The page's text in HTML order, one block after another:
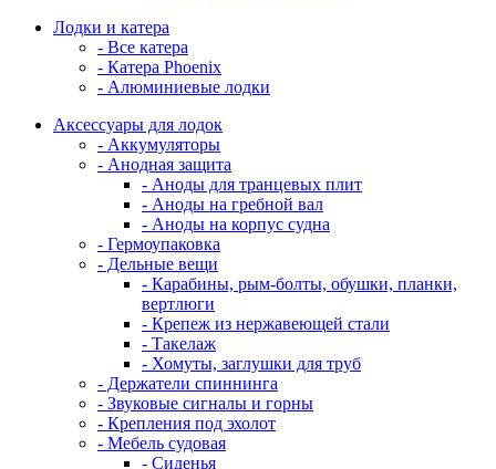
Лодки и катера
- Все катера
- Катера Phoenix
- Алюминиевые лодки
Аксессуары для лодок
- Аккумуляторы
- Анодная защита
- Аноды для транцевых плит
- Аноды на гребной вал
- Аноды на корпус судна
- Гермоупаковка
- Дельные вещи
- Карабины, рым-болты, обушки, планки,
вертлюги
- Крепеж из нержавеющей стали
- Такелаж
- Хомуты, заглушки для труб
- Держатели спиннинга
- Звуковые сигналы и горны
- Крепления под эхолот
- Мебель судовая
- Сиденья